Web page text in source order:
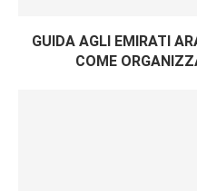
GUIDA AGLI EMIRATI
COME